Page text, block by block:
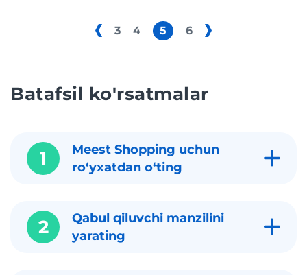
3 4 5 6
Batafsil ko'rsatmalar
1
Meest Shopping uchun
roʻyxatdan oʻting
2
Qabul qiluvchi manzilini
yarating